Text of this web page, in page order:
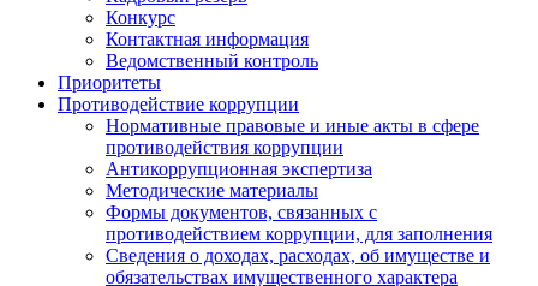
Конкурс
Контактная информация
Ведомственный контроль
Приоритеты
Противодействие коррупции
Нормативные правовые и иные акты в сфере
противодействия коррупции
Антикоррупционная экспертиза
Методические материалы
Формы документов, связанных с
противодействием коррупции, для заполнения
Сведения о доходах, расходах, об имуществе и
обязательствах имущественного характера